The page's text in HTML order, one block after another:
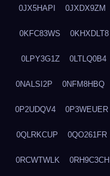
0JX5HAPI 0JXDX9ZM
0KFC83WS 0KHXDLT8
0LPY3G1Z 0LTLQ0B4
0NALSI2P 0NFM8HBQ
0P2UDQV4 0P3WEUER
0QLRKCUP 0QO261FR
0RCWTWLK 0RH9C3CH